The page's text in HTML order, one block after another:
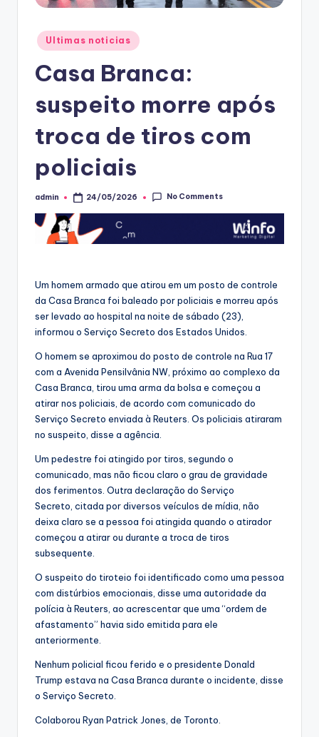
Posted
in
Ultimas noticias
Casa Branca:
suspeito morre após
troca de tiros com
policiais
Posted
admin 24/05/2026 No Comments
Um homem armado que atirou em um posto de controle
da Casa Branca foi baleado por policiais e morreu após
ser levado ao hospital na noite de sábado (23),
informou o Serviço Secreto dos Estados Unidos.
O homem se aproximou do posto de controle na Rua 17
com a Avenida Pensilvânia NW, próximo ao complexo da
Casa Branca, tirou uma arma da bolsa e começou a
atirar nos policiais, de acordo com comunicado do
Serviço Secreto enviada à Reuters. Os policiais atiraram
no suspeito, disse a agência.
Um pedestre foi atingido por tiros, segundo o
comunicado, mas não ficou claro o grau de gravidade
dos ferimentos. Outra declaração do Serviço
Secreto, citada por diversos veículos de mídia, não
deixa claro se a pessoa foi atingida quando o atirador
começou a atirar ou durante a troca de tiros
subsequente.
O suspeito do tiroteio foi identificado como uma pessoa
com distúrbios emocionais, disse uma autoridade da
polícia à Reuters, ao acrescentar que uma “ordem de
afastamento” havia sido emitida para ele
anteriormente.
Nenhum policial ficou ferido e o presidente Donald
Trump estava na Casa Branca durante o incidente, disse
o Serviço Secreto.
Colaborou Ryan Patrick Jones, de Toronto.